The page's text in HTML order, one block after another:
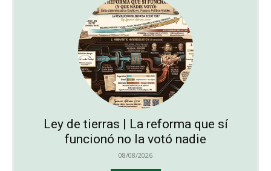
Ley de tierras | La reforma que sí
funcionó no la votó nadie
08/08/2026